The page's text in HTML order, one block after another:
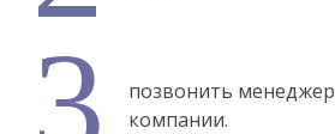
позвонить менеджер
компании.